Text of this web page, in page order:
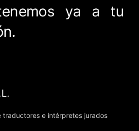
ya a tu
traductores e intérpretes jurados